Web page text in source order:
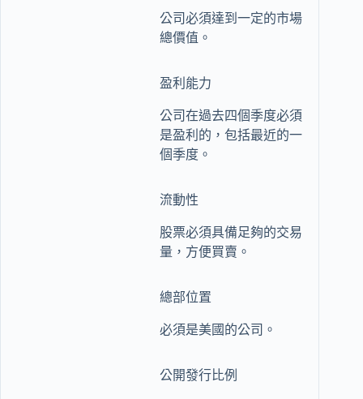
公司必須達到一定的市場
總價值。
盈利能力
公司在過去四個季度必須
是盈利的，包括最近的一
個季度。
流動性
股票必須具備足夠的交易
量，方便買賣。
總部位置
必須是美國的公司。
公開發行比例